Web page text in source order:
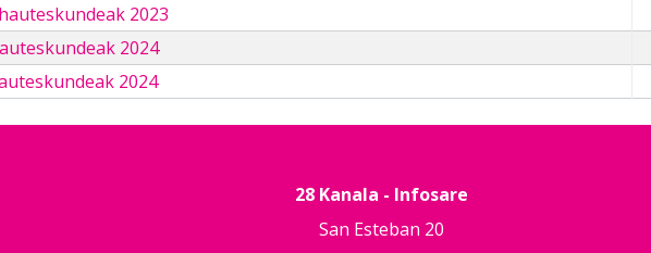
2023
2024
2024
28 Kanala - Infosare
San Esteban 20